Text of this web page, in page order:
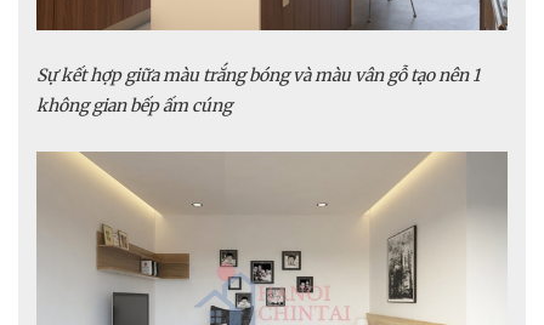
Sự kết hợp giữa màu trắng bóng và màu vân gỗ tạo nên 1
không gian bếp ấm cúng